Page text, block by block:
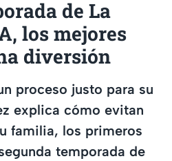
de La
los mejores
diversión
proceso justo para su
explica cómo evitan
familia, los primeros
temporada de